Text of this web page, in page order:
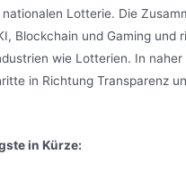
Lotterie. Die
Blockchain und Gaming und
wie Lotterien. In
in Richtung Transparenz
in Kürze: